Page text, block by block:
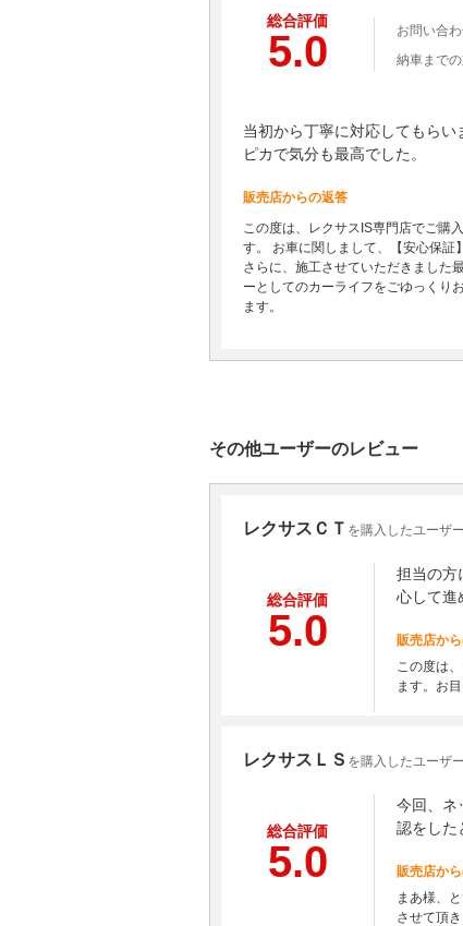
総合評価
5.0 お問い合わ
納車まで
当初から丁寧に対応してもら
ピカで気分も最高でした。
販売店からの返答
この度は、レクサスIS専門店でご購
す。 お車に関しまして、【安心保証
さらに、施工させていただきました
ーとしてのカーライフをごゆっくり
ます。
その他ユーザーのレビュー
レクサスＣＴ を購入したユーザ
総合評価
5.0
担当の方
心して進
販売店か
この度は
ます。お
レクサスＬＳ を購入したユーザ
総合評価
5.0
今回、ネ
認をした
販売店か
まあ様、
させて頂